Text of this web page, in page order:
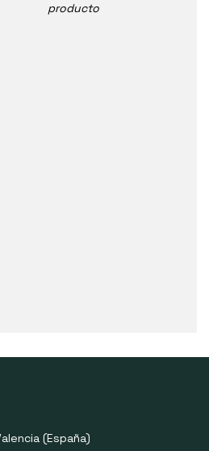
producto
(España)